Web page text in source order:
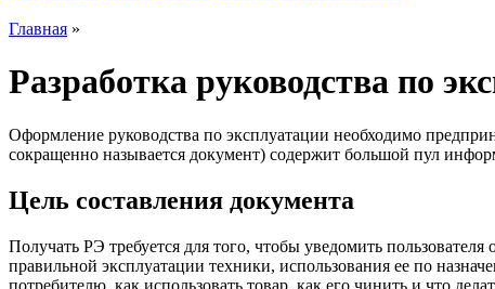
Главная »
Разработка руководства по
Оформление руководства по эксплуатации необходимо
сокращенно называется документ) содержит большой пул
Цель составления документа
Получать РЭ требуется для того, чтобы уведомить
правильной эксплуатации техники, использования ее по
потребителю, как использовать товар, как его чинить и что